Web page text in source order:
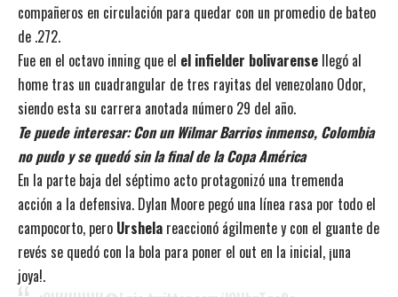
compañeros en circulación para quedar con un promedio de bateo
de .272.
Fue en el octavo inning que el el infielder bolivarense llegó al
home tras un cuadrangular de tres rayitas del venezolano Odor,
siendo esta su carrera anotada número 29 del año.
Te puede interesar:Con un Wilmar Barrios inmenso, Colombia
no pudo y se quedó sin la final de la Copa América
En la parte baja del séptimo acto protagonizó una tremenda
acción a la defensiva. Dylan Moore pegó una línea rasa por todo el
campocorto, pero Urshela reaccionó ágilmente y con el guante de
revés se quedó con la bola para poner el out en la inicial, ¡una
joya!.